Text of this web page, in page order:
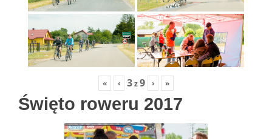
« ‹ 3z9 › »
Święto roweru 2017